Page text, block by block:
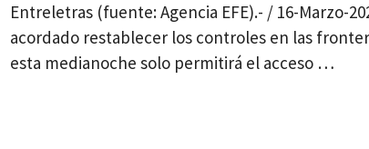
Entreletras (fuente: Agencia EFE).- / 16-Marzo-
acordado restablecer los controles en las
esta medianoche solo permitirá el acceso …